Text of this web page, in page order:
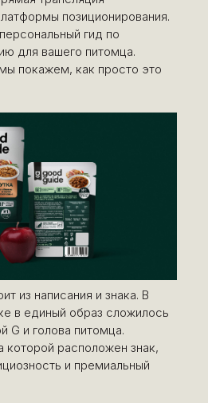
позиционирования.
гид по
для вашего питомца.
покажем, как просто это
из написания и знака. В
в единый образ сложилось
G и голова питомца.
которой расположен знак,
и премиальный